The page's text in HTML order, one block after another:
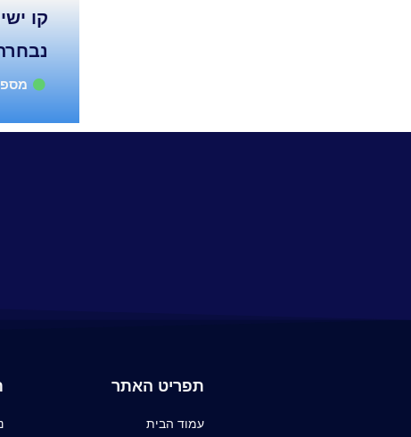
תפריט האתר
עמוד הבית